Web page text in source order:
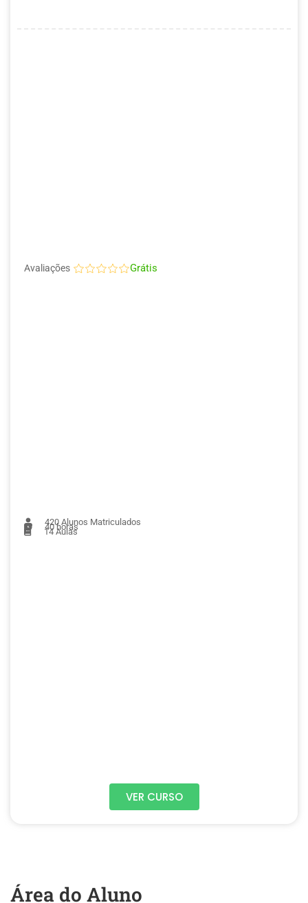
Avaliações Grátis
420 Alunos Matriculados
40 horas
14Aulas
VER CURSO
Área do Aluno